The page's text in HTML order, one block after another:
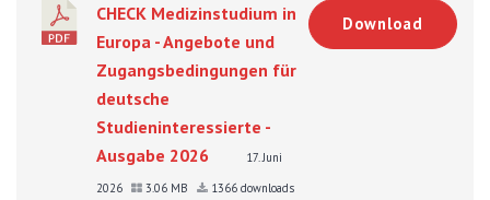
CHECK Medizinstudium in
Europa - Angebote und
Zugangsbedingungen für
deutsche
Studieninteressierte -
Ausgabe 2026
17. Juni
2026
3.06 MB 1366 downloads
Download